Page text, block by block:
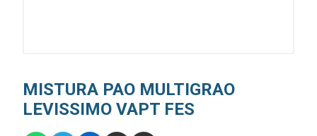
MISTURA PAO MULTIGRAO
LEVISSIMO VAPT FES